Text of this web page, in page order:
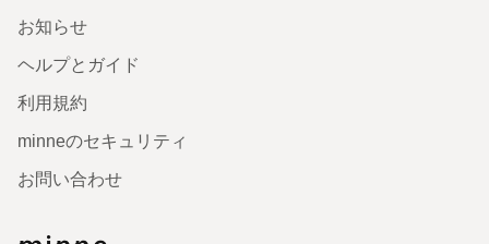
お知らせ
ヘルプとガイド
利用規約
minneのセキュリティ
お問い合わせ